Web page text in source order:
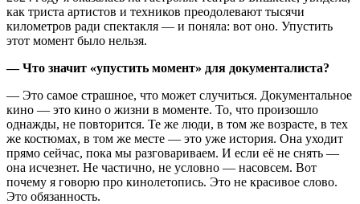
как триста артистов и техников преодолевают тысячи
километров ради спектакля — и поняла: вот оно. Упустить
этот момент было нельзя.
— Что значит «упустить момент» для документалиста?
— Это самое страшное, что может случиться. Документальное
кино — это кино о жизни в моменте. То, что произошло
однажды, не повторится. Те же люди, в том же возрасте, в тех
же костюмах, в том же месте — это уже история. Она уходит
прямо сейчас, пока мы разговариваем. И если её не снять —
она исчезнет. Не частично, не условно — насовсем. Вот
почему я говорю про кинолетопись. Это не красивое слово.
Это обязанность.